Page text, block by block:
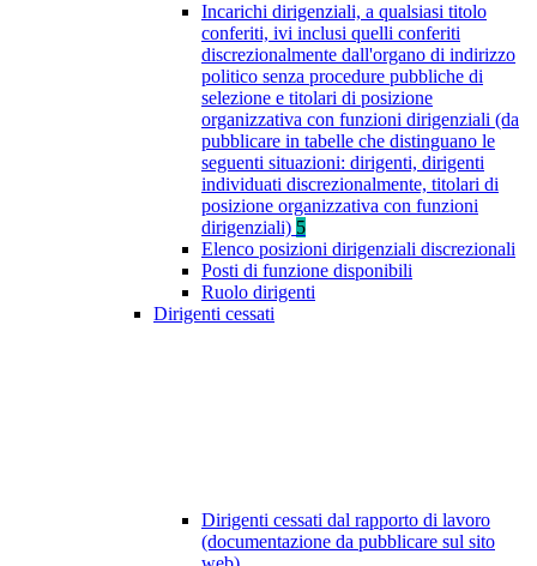
Incarichi dirigenziali, a qualsiasi titolo
conferiti, ivi inclusi quelli conferiti
discrezionalmente dall'organo di indirizzo
politico senza procedure pubbliche di
selezione e titolari di posizione
organizzativa con funzioni dirigenziali (da
pubblicare in tabelle che distinguano le
seguenti situazioni: dirigenti, dirigenti
individuati discrezionalmente, titolari di
posizione organizzativa con funzioni
dirigenziali) 5
Elenco posizioni dirigenziali discrezionali
Posti di funzione disponibili
Ruolo dirigenti
Dirigenti cessati
Dirigenti cessati dal rapporto di lavoro
(documentazione da pubblicare sul sito